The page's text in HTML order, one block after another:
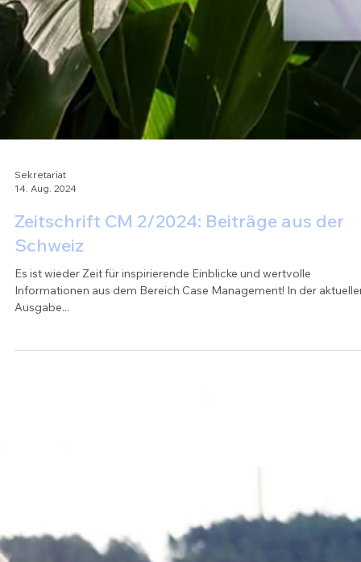
14. Aug. 2024
Zeitschrift CM 2/2024: Beiträge aus der
Schweiz
Es ist wieder Zeit für inspirierende Einblicke und wertvolle